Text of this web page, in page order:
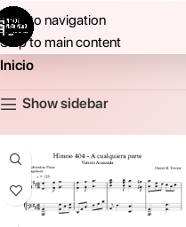
Skip to navigation
Skip to main content
Inicio
Show sidebar